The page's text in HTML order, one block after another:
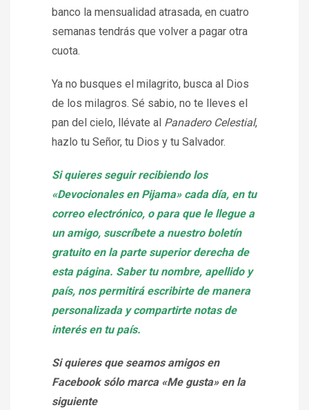
banco la mensualidad atrasada, en cuatro
semanas tendrás que volver a pagar otra
cuota.
Ya no busques el milagrito, busca al Dios
de los milagros. Sé sabio, no te lleves el
pan del cielo, llévate al Panadero Celestial,
hazlo tu Señor, tu Dios y tu Salvador.
Si quieres seguir recibiendo los
«Devocionales en Pijama» cada día, en tu
correo electrónico, o para que le llegue a
un amigo, suscríbete a nuestro boletín
gratuito en la parte superior derecha de
esta página. Saber tu nombre, apellido y
país, nos permitirá escribirte de manera
personalizada y compartirte notas de
interés en tu país.
Si quieres que seamos amigos en
Facebook sólo marca «Me gusta» en la
siguiente